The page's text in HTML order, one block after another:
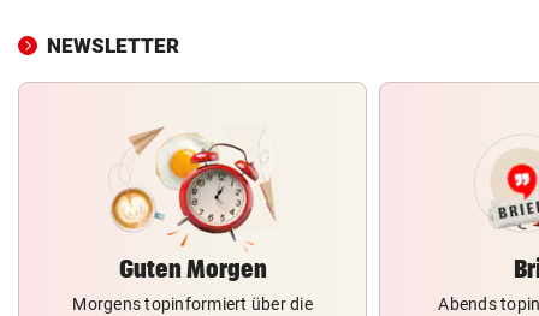
NEWSLETTER
Guten Morgen
Morgens topinformiert über die
Abends